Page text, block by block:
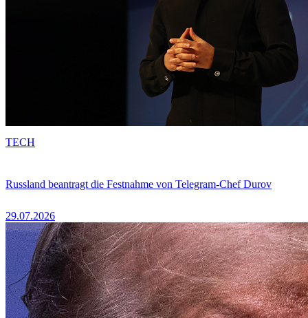
Russland beantragt die Festnahme von Telegram-Chef Durov
29.07.2026
TECH